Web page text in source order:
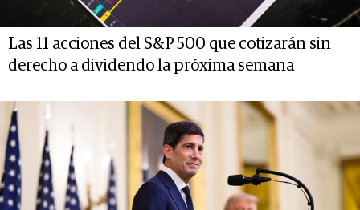
Las 11 acciones del S&P 500 que cotizarán sin
derecho a dividendo la próxima semana